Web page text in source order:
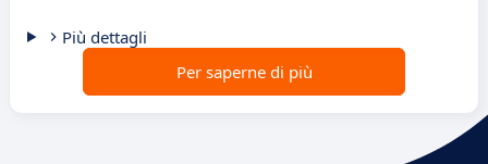
Più dettagli
Per saperne di più